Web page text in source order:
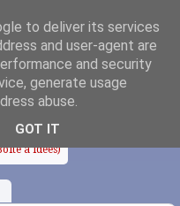
(Intro) Edito
Anjara Soa
à idées)
to deliver its services
and user-agent are
and security
generate usage
abuse.
GOT IT